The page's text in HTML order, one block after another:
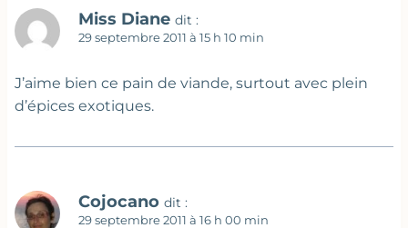
Miss Diane dit :
29 septembre 2011 à 15 h 10 min
J’aime bien ce pain de viande, surtout avec plein
d’épices exotiques.
Cojocano dit :
29 septembre 2011 à 16 h 00 min